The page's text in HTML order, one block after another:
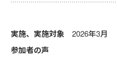
実施、実施対象 2026年
参加者の声